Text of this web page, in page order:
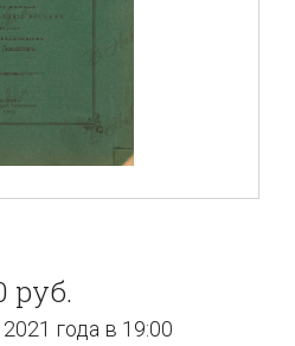
руб.
года в 19:00